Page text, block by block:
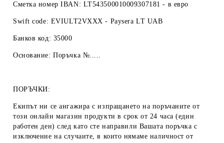
Сметка номер IBAN: LT543500010009307181 - в евро
Swift code: EVIULT2VXXX - Paysera LT UAB
Банков код: 35000
Основание: Поръчка №.....
ПОРЪЧКИ:
Екипът ни се ангажира с изпращането на поръчаните от
този онлайн магазин продукти в срок от 24 часа (един
работен ден) след като сте направили Вашата поръчка с
изключение на случаите, в които нямаме наличност от